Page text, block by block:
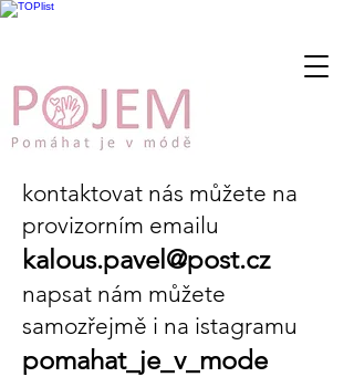
kontaktovat nás můžete na
provizorním emailu
kalous.pavel@post.cz
napsat nám můžete
samozřejmě i na istagramu
pomahat_je_v_mode